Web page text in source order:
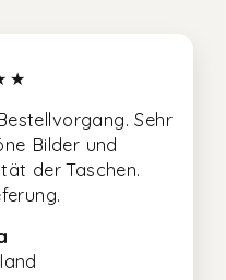
Sehr
Bilder und
der Taschen.